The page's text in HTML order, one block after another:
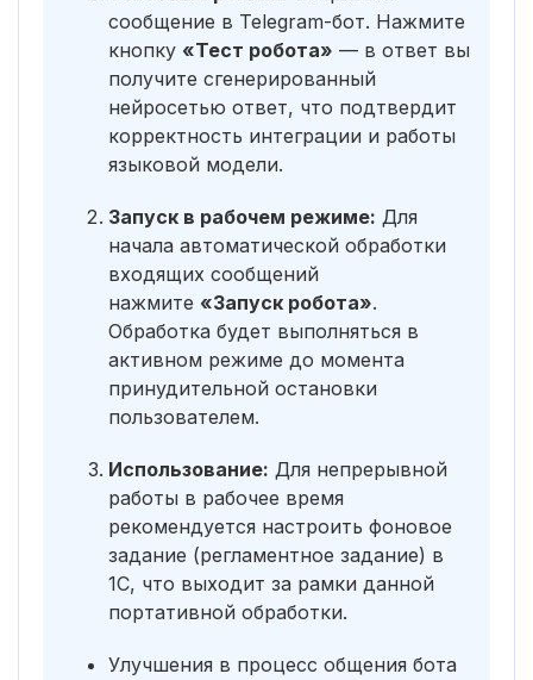
сообщение в Telegram-бот. Нажмите
кнопку «Тест робота» — в ответ вы
получите сгенерированный
нейросетью ответ, что подтвердит
корректность интеграции и работы
языковой модели.
Запуск в рабочем режиме: Для
начала автоматической обработки
входящих сообщений
нажмите «Запуск робота».
Обработка будет выполняться в
активном режиме до момента
принудительной остановки
пользователем.
Использование: Для непрерывной
работы в рабочее время
рекомендуется настроить фоновое
задание (регламентное задание) в
1С, что выходит за рамки данной
портативной обработки.
Улучшения в процесс общения бота